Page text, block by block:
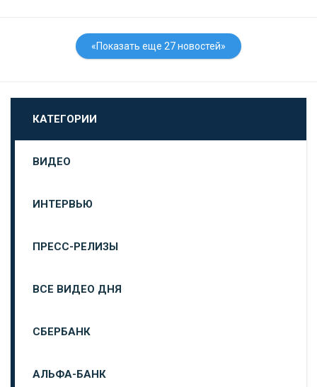
«Показать еще 27 новостей»
КАТЕГОРИИ
ВИДЕО
ИНТЕРВЬЮ
ПРЕСС-РЕЛИЗЫ
ВСЕ ВИДЕО ДНЯ
СБЕРБАНК
АЛЬФА-БАНК